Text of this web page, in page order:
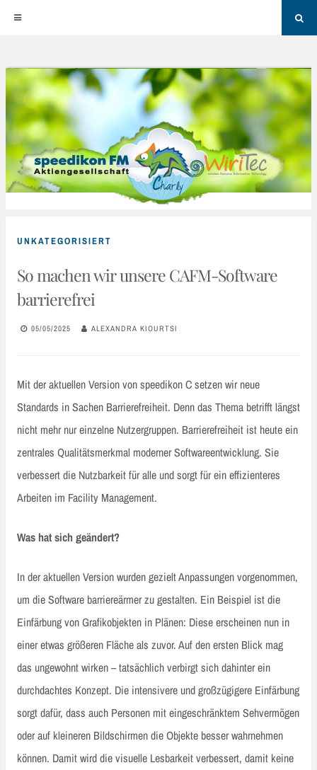
content
UNKATEGORISIERT
So machen wir unsere CAFM-Software
barrierefrei
05/05/2025 ALEXANDRA KIOURTSI
Mit der aktuellen Version von speedikon C setzen wir neue
Standards in Sachen Barrierefreiheit. Denn das Thema betrifft längst
nicht mehr nur einzelne Nutzergruppen. Barrierefreiheit ist heute ein
zentrales Qualitätsmerkmal moderner Softwareentwicklung. Sie
verbessert die Nutzbarkeit für alle und sorgt für ein effizienteres
Arbeiten im Facility Management.
Was hat sich geändert?
In der aktuellen Version wurden gezielt Anpassungen vorgenommen,
um die Software barriereärmer zu gestalten. Ein Beispiel ist die
Einfärbung von Grafikobjekten in Plänen: Diese erscheinen nun in
einer etwas größeren Fläche als zuvor. Auf den ersten Blick mag
das ungewohnt wirken – tatsächlich verbirgt sich dahinter ein
durchdachtes Konzept. Die intensivere und großzügigere Einfärbung
sorgt dafür, dass auch Personen mit eingeschränktem Sehvermögen
oder auf kleineren Bildschirmen die Objekte besser wahrnehmen
können. Damit wird die visuelle Lesbarkeit verbessert, damit keine